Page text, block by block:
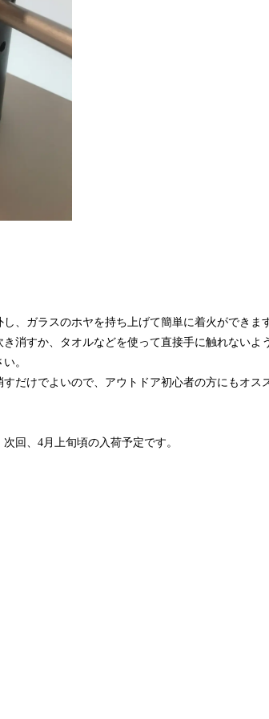
、ガラスのホヤを持ち上げて簡単に着火ができま
消すか、タオルなどを使って直接手に触れないよ
。
だけでよいので、アウトドア初心者の方にもオス
回、4月上旬頃の入荷予定です。